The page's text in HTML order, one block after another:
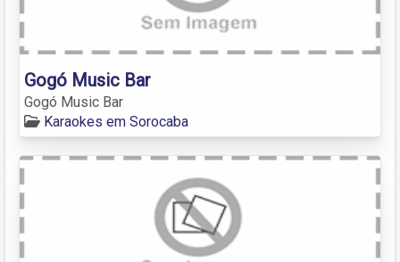
Gogó Music Bar
Gogó Music Bar
Karaokes em Sorocaba